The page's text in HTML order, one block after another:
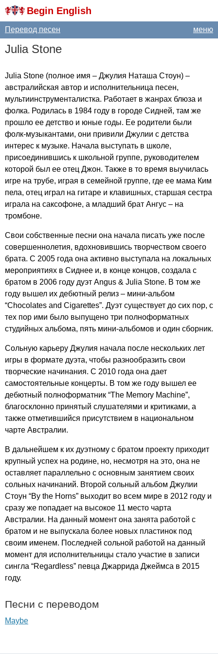
Begin English
меню
Перевод песен
Julia Stone
Julia Stone (полное имя – Джулия Наташа Стоун) –
австралийская автор и исполнительница песен,
мультиинструменталистка. Работает в жанрах блюза и
фолка. Родилась в 1984 году в городе Сидней, там же
прошло ее детство и юные годы. Ее родители были
фолк-музыкантами, они привили Джулии с детства
интерес к музыке. Начала выступать в школе,
присоединившись к школьной группе, руководителем
которой был ее отец Джон. Также в то время выучилась
игре на трубе, играя в семейной группе, где ее мама Ким
пела, отец играл на гитаре и клавишных, старшая сестра
играла на саксофоне, а младший брат Ангус – на
тромбоне.
Свои собственные песни она начала писать уже после
совершеннолетия, вдохновившись творчеством своего
брата. С 2005 года она активно выступала на локальных
мероприятиях в Сиднее и, в конце концов, создала с
братом в 2006 году дуэт Angus & Julia Stone. В том же
году вышел их дебютный релиз – мини-альбом
“Chocolates and Cigarettes”. Дуэт существует до сих пор, с
тех пор ими было выпущено три полноформатных
студийных альбома, пять мини-альбомов и один сборник.
Сольную карьеру Джулия начала после нескольких лет
игры в формате дуэта, чтобы разнообразить свои
творческие начинания. С 2010 года она дает
самостоятельные концерты. В том же году вышел ее
дебютный полноформатник “The Memory Machine”,
благосклонно принятый слушателями и критиками, а
также отметившийся присутствием в национальном
чарте Австралии.
В дальнейшем к их дуэтному с братом проекту приходит
крупный успех на родине, но, несмотря на это, она не
оставляет параллельно с основным занятием своих
сольных начинаний. Второй сольный альбом Джулии
Стоун “By the Horns” выходит во всем мире в 2012 году и
сразу же попадает на высокое 11 место чарта
Австралии. На данный момент она занята работой с
братом и не выпускала более новых пластинок под
своим именем. Последней сольной работой на данный
момент для исполнительницы стало участие в записи
сингла “Regardless” певца Джаррида Джеймса в 2015
году.
Песни с переводом
Maybe